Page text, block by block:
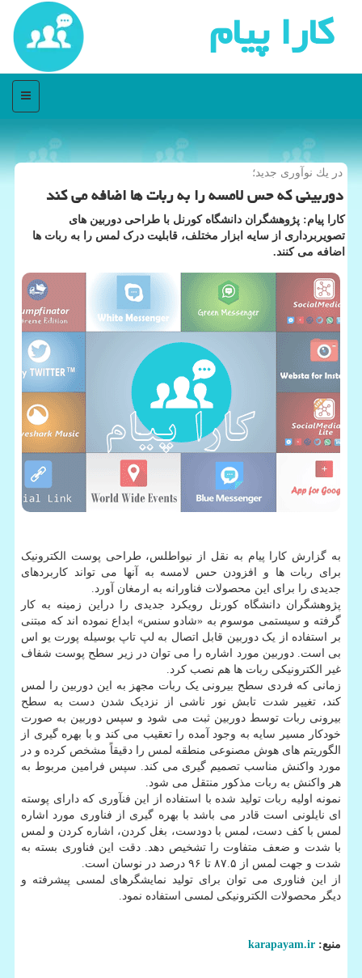
كارا پیام
منو
در یك نوآوری جدید؛
دوربینی كه حس لامسه را به ربات ها اضافه می كند
کارا پیام: پژوهشگران دانشگاه کورنل با طراحی دوربین های
تصویربرداری از سایه ابزار مختلف، قابلیت درک لمس را به ربات ها
اضافه می کنند.
به گزارش کارا پیام به نقل از نیواطلس، طراحی پوست الکترونیک
برای ربات ها و افزودن حس لامسه به آنها می تواند کاربردهای
جدیدی را برای این محصولات فناورانه به ارمغان آورد.
پژوهشگران دانشگاه کورنل رویکرد جدیدی را دراین زمینه به کار
گرفته و سیستمی موسوم به «شادو سنس» ابداع نموده اند که مبتنی
بر استفاده از یک دوربین قابل اتصال به لپ تاپ بوسیله پورت یو اس
بی است. دوربین مورد اشاره را می توان در زیر سطح پوست شفاف
غیر الکترونیکی ربات ها هم نصب کرد.
زمانی که فردی سطح بیرونی یک ربات مجهز به این دوربین را لمس
کند، تغییر شدت تابش نور ناشی از نزدیک شدن دست به سطح
بیرونی ربات توسط دوربین ثبت می شود و سپس دوربین به صورت
خودکار مسیر سایه به وجود آمده را تعقیب می کند و با بهره گیری از
الگوریتم های هوش مصنوعی منطقه لمس را دقیقاً مشخص کرده و در
مورد واکنش مناسب تصمیم گیری می کند. سپس فرامین مربوط به
هر واکنش به ربات مذکور منتقل می شود.
نمونه اولیه ربات تولید شده با استفاده از این فنآوری که دارای پوسته
ای نایلونی است قادر می باشد با بهره گیری از فناوری مورد اشاره
لمس با کف دست، لمس با دودست، بغل کردن، اشاره کردن و لمس
با شدت و ضعف متفاوت را تشخیص دهد. دقت این فناوری بسته به
شدت و جهت لمس از ۸۷.۵ تا ۹۶ درصد در نوسان است.
از این فناوری می توان برای تولید نمایشگرهای لمسی پیشرفته و
دیگر محصولات الکترونیکی لمسی استفاده نمود.
منبع: karapayam.ir